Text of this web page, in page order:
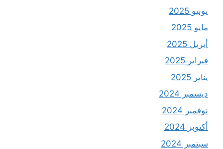
يونيو 2025
مايو 2025
أبريل 2025
فبراير 2025
يناير 2025
ديسمبر 2024
نوفمبر 2024
أكتوبر 2024
سبتمبر 2024